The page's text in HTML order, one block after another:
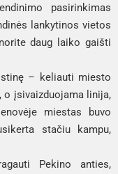
pasirinkimas
lankytinos vietos
daug laiko gaišti
– keliauti miesto
o įsivaizduojama linija,
miestas buvo
stačiu kampu,
Pekino anties,